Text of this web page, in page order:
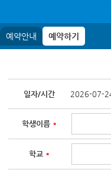
예약안내 예약하기
일자/시간 2026-07-
학생이름 *
학교 *